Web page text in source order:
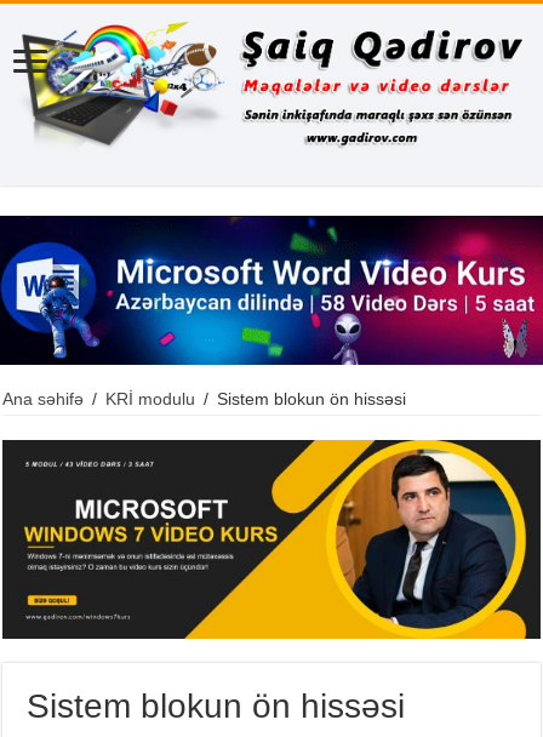
Ana səhifə / KRİ modulu / Sistem blokun ön hissəsi
Sistem blokun ön hissəsi